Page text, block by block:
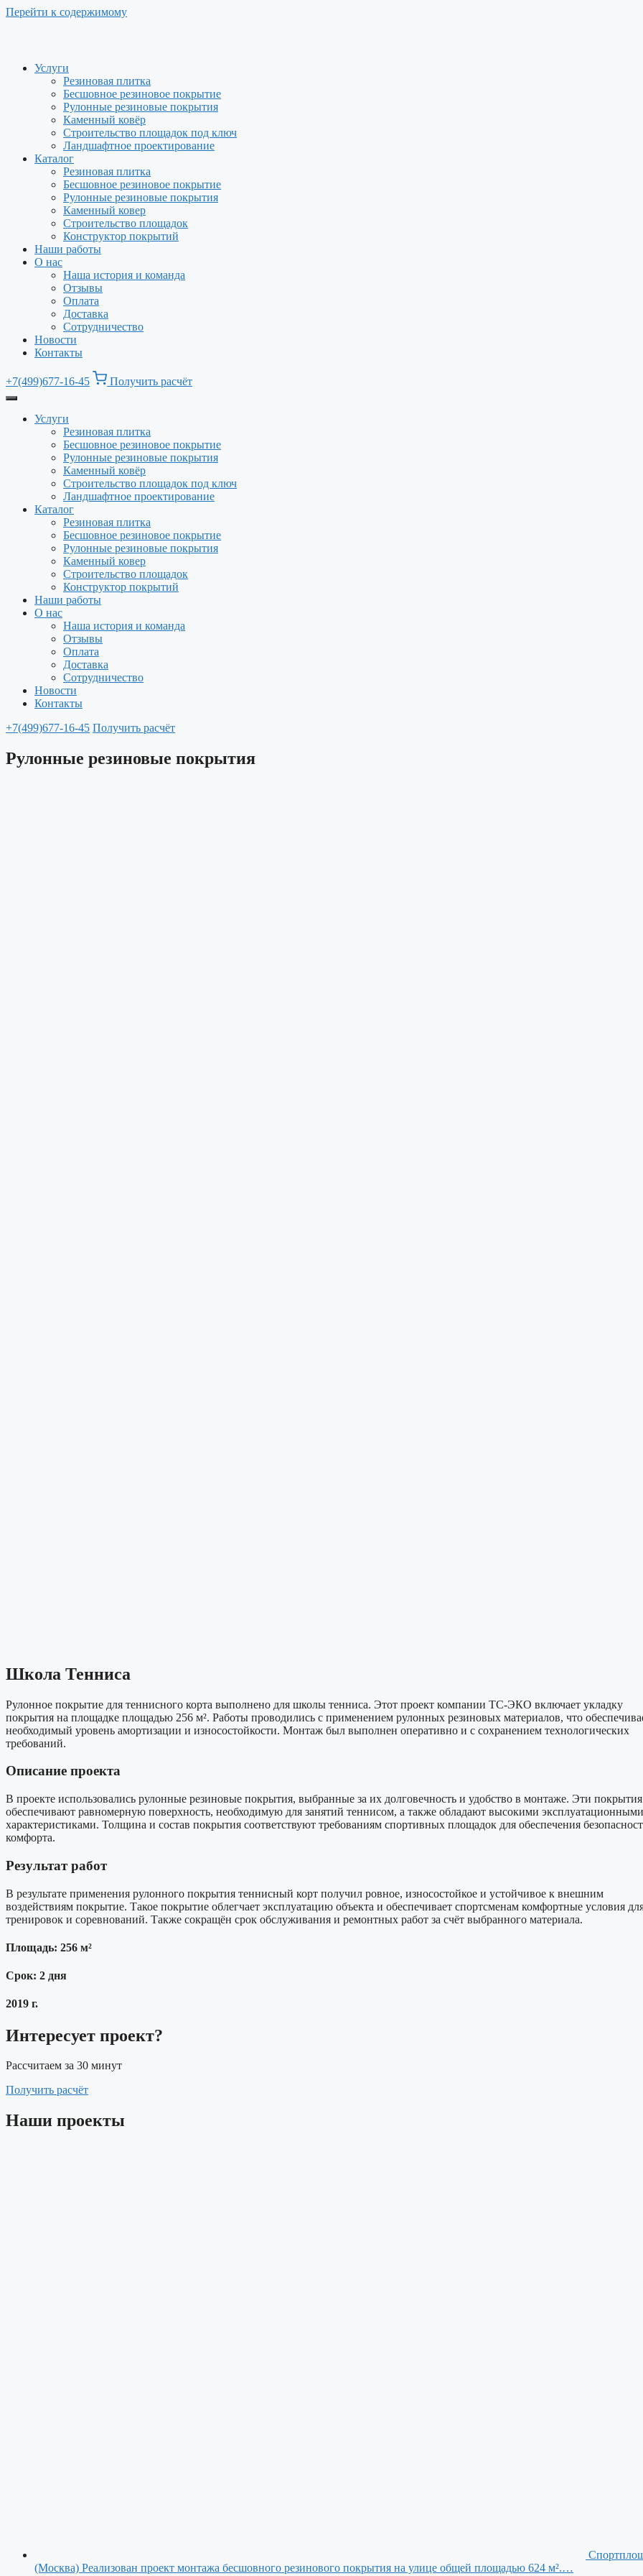
Перейти к содержимому
Услуги
Резиновая плитка
Бесшовное резиновое покрытие
Рулонные резиновые покрытия
Каменный ковёр
Строительство площадок под ключ
Ландшафтное проектирование
Каталог
Резиновая плитка
Бесшовное резиновое покрытие
Рулонные резиновые покрытия
Каменный ковер
Строительство площадок
Конструктор покрытий
Наши работы
О нас
Наша история и команда
Отзывы
Оплата
Доставка
Сотрудничество
Новости
Контакты
+7(499)677-16-45 Получить расчёт
Услуги
Резиновая плитка
Бесшовное резиновое покрытие
Рулонные резиновые покрытия
Каменный ковёр
Строительство площадок под ключ
Ландшафтное проектирование
Каталог
Резиновая плитка
Бесшовное резиновое покрытие
Рулонные резиновые покрытия
Каменный ковер
Строительство площадок
Конструктор покрытий
Наши работы
О нас
Наша история и команда
Отзывы
Оплата
Доставка
Сотрудничество
Новости
Контакты
+7(499)677-16-45 Получить расчёт
Рулонные резиновые покрытия
Школа Тенниса
Рулонное покрытие для теннисного корта выполнено для школы тенниса. Этот проект компании ТС-ЭКО включает укладку
покрытия на площадке площадью 256 м². Работы проводились с применением рулонных резиновых материалов, что
необходимый уровень амортизации и износостойкости. Монтаж был выполнен оперативно и с сохранением технологических
требований.
Описание проекта
В проекте использовались рулонные резиновые покрытия, выбранные за их долговечность и удобство в монтаже. Эти покрытия
обеспечивают равномерную поверхность, необходимую для занятий теннисом, а также обладают высокими эксплуатационными
характеристиками. Толщина и состав покрытия соответствуют требованиям спортивных площадок для обеспечения
комфорта.
Результат работ
В результате применения рулонного покрытия теннисный корт получил ровное, износостойкое и устойчивое к внешним
воздействиям покрытие. Такое покрытие облегчает эксплуатацию объекта и обеспечивает спортсменам комфортные условия
тренировок и соревнований. Также сокращён срок обслуживания и ремонтных работ за счёт выбранного материала.
Площадь: 256 м²
Срок: 2 дня
2019 г.
Интересует проект?
Рассчитаем за 30 минут
Получить расчёт
Наши проекты
(Москва) Реализован проект монтажа бесшовного резинового покрытия на улице общей площадью 624 м².…